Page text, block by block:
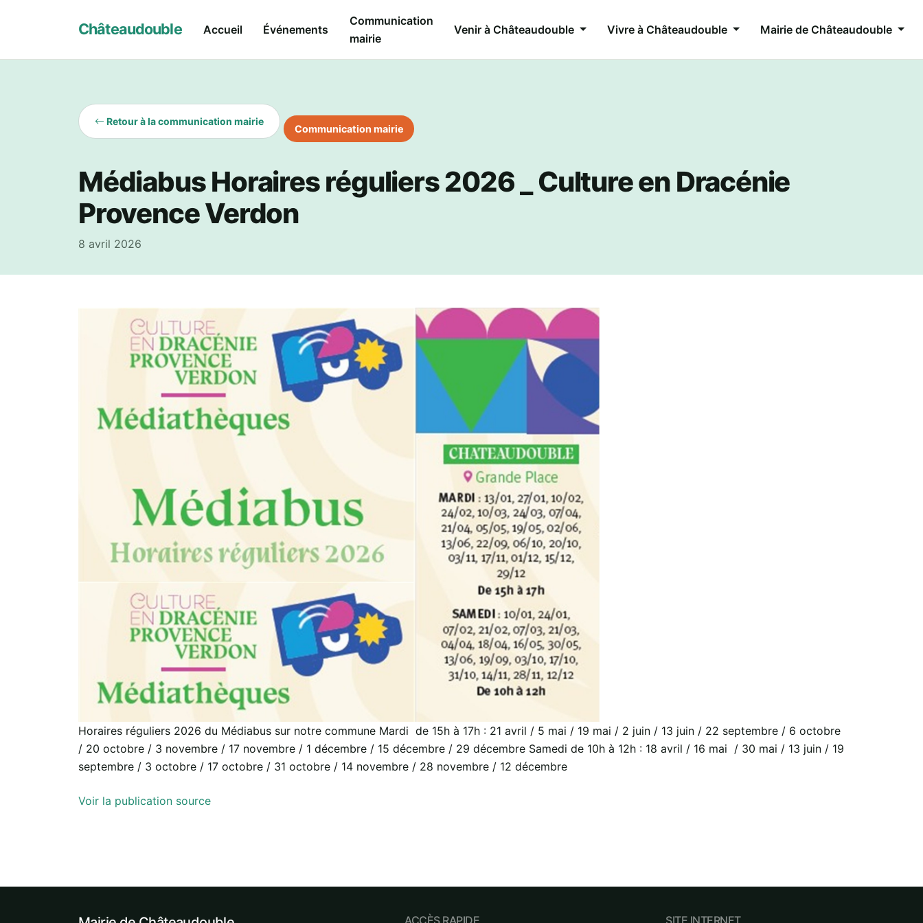
Châteaudouble Accueil Événements
Communication
mairie
Venir à Châteaudouble Vivre à Châteaudouble Mairie de Châteaudouble
Retour à la communication mairie
Communication mairie
Médiabus Horaires réguliers 2026 _ Culture en Dracénie
Provence Verdon
8 avril 2026
Horaires réguliers 2026 du Médiabus sur notre commune Mardi de 15h à 17h : 21 avril / 5 mai / 19 mai / 2 juin / 13 juin / 22 septembre / 6 octobre
/ 20 octobre / 3 novembre / 17 novembre / 1 décembre / 15 décembre / 29 décembre Samedi de 10h à 12h : 18 avril / 16 mai / 30 mai / 13 juin / 19
septembre / 3 octobre / 17 octobre / 31 octobre / 14 novembre / 28 novembre / 12 décembre
Voir la publication source
ACCÈS RAPIDE SITE INTERNET